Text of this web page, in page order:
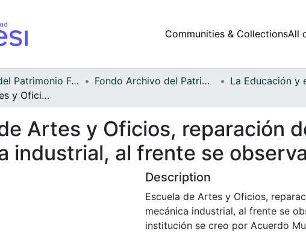
Communities & CollectionsAll
Archivo del Patrimonio Fotográfico y Fílmico del Valle del Cauca Fondo Archivo del Patrimonio Fotográfico y Fílmico del Valle del Cauca
Escuela de Artes y Oficios, reparación del techo en el taller de mecánica industrial, al frente se observa un cañón del siglo XVII
Artes y Oficios, reparación
industrial, al frente se
Description
Escuela de Artes y Oficios,
mecánica industrial, al frente se
institución se creo por Acuerdo